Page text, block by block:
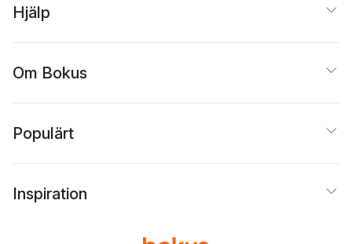
Hjälp
Om Bokus
Populärt
Inspiration